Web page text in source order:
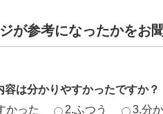
が参考になったかをお
容は分かりやすかったですか？
かった
2.ふつう 3.分